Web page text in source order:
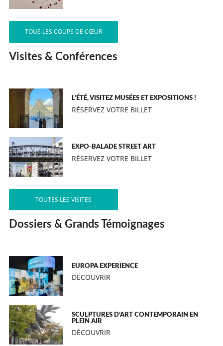
TOUS LES COUPS DE CŒUR
Visites & Conférences
L’ÉTÉ, VISITEZ MUSÉES ET EXPOSITIONS !
RÉSERVEZ VOTRE BILLET
EXPO-BALADE STREET ART
RÉSERVEZ VOTRE BILLET
TOUTES LES VISITES
Dossiers & Grands Témoignages
EUROPA EXPERIENCE
DÉCOUVRIR
SCULPTURES D’ART CONTEMPORAIN EN
PLEIN AIR
DÉCOUVRIR